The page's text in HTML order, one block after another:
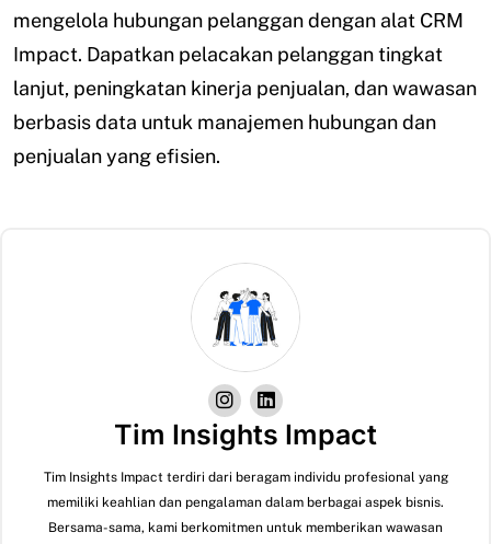
mengelola hubungan pelanggan dengan alat CRM
Impact. Dapatkan pelacakan pelanggan tingkat
lanjut, peningkatan kinerja penjualan, dan wawasan
berbasis data untuk manajemen hubungan dan
penjualan yang efisien.
Tim Insights Impact
Tim Insights Impact terdiri dari beragam individu profesional yang
memiliki keahlian dan pengalaman dalam berbagai aspek bisnis.
Bersama-sama, kami berkomitmen untuk memberikan wawasan